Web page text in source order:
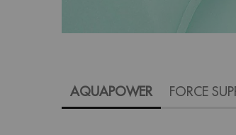
AQUAPOWER FORCE